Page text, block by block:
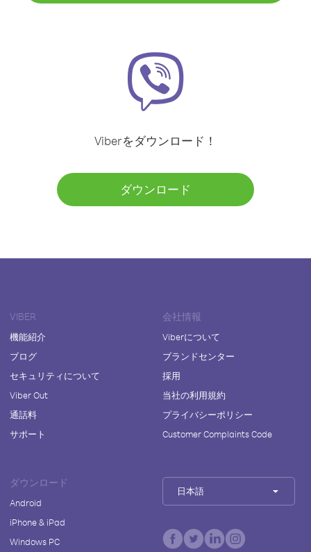
Viberをダウンロード！
ダウンロード
VIBER
機能紹介
ブログ
セキュリティについて
Viber Out
通話料
サポート
会社情報
Viberについて
ブランドセンター
採用
当社の利用規約
プライバシーポリシー
Customer Complaints Code
ダウンロード
Android
iPhone & iPad
Windows PC
日本語